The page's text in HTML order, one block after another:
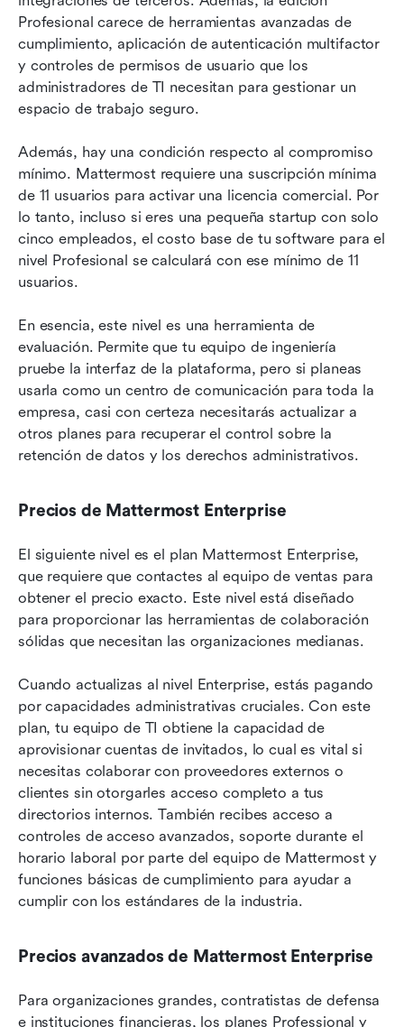
Profesional carece de herramientas avanzadas de
cumplimiento, aplicación de autenticación multifactor
y controles de permisos de usuario que los
administradores de TI necesitan para gestionar un
espacio de trabajo seguro.
Además, hay una condición respecto al compromiso
mínimo. Mattermost requiere una suscripción mínima
de 11 usuarios para activar una licencia comercial. Por
lo tanto, incluso si eres una pequeña startup con solo
cinco empleados, el costo base de tu software para el
nivel Profesional se calculará con ese mínimo de 11
usuarios.
En esencia, este nivel es una herramienta de
evaluación. Permite que tu equipo de ingeniería
pruebe la interfaz de la plataforma, pero si planeas
usarla como un centro de comunicación para toda la
empresa, casi con certeza necesitarás actualizar a
otros planes para recuperar el control sobre la
retención de datos y los derechos administrativos.
Precios de Mattermost Enterprise
El siguiente nivel es el plan Mattermost Enterprise,
que requiere que contactes al equipo de ventas para
obtener el precio exacto. Este nivel está diseñado
para proporcionar las herramientas de colaboración
sólidas que necesitan las organizaciones medianas.
Cuando actualizas al nivel Enterprise, estás pagando
por capacidades administrativas cruciales. Con este
plan, tu equipo de TI obtiene la capacidad de
aprovisionar cuentas de invitados, lo cual es vital si
necesitas colaborar con proveedores externos o
clientes sin otorgarles acceso completo a tus
directorios internos. También recibes acceso a
controles de acceso avanzados, soporte durante el
horario laboral por parte del equipo de Mattermost y
funciones básicas de cumplimiento para ayudar a
cumplir con los estándares de la industria.
Precios avanzados de Mattermost Enterprise
Para organizaciones grandes, contratistas de defensa
e instituciones financieras, los planes Professional y